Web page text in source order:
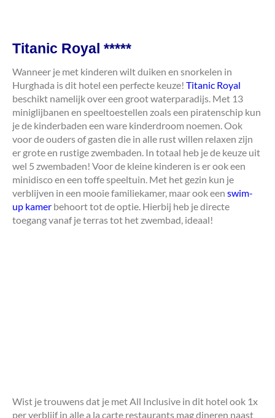
Titanic Royal *****
Wanneer je met kinderen wilt duiken en snorkelen in
Hurghada is dit hotel een perfecte keuze! Titanic Royal
beschikt namelijk over een groot waterparadijs. Met 13
miniglijbanen en speeltoestellen zoals een piratenschip kun
je de kinderbaden een ware kinderdroom noemen. Ook
voor de ouders of gasten die in alle rust willen relaxen zijn
er grote en rustige zwembaden. In totaal heb je de keuze uit
wel 5 zwembaden! Voor de kleine kinderen is er ook een
minidisco en een toffe speeltuin. Met het gezin kun je
verblijven in een mooie familiekamer, maar ook een swim-
up kamer behoort tot de optie. Hierbij heb je directe
toegang vanaf je terras tot het zwembad, ideaal!
Wist je trouwens dat je met All Inclusive in dit hotel ook 1x
per verblijf in alle a la carte restaurants mag dineren naast